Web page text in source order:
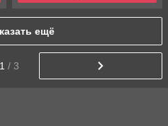
ещё
1 / 3